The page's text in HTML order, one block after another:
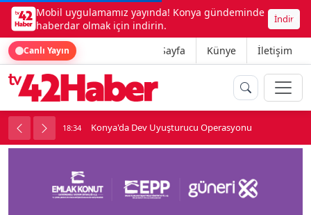
Mobil uygulamamız yayında! Konya gündeminde
haberdar olmak için indirin.
İndir
Canlı Yayın Ana Sayfa Künye İletişim
18:34 Konya'da Dev Uyuşturucu Operasyonu